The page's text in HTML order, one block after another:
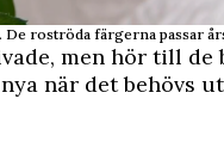
roströda färgerna passar
men hör till
när det behövs